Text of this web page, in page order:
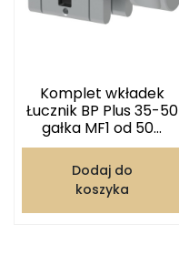
Komplet wkładek
Łucznik BP Plus 35-50
gałka MF1 od 50...
Dodaj do
koszyka